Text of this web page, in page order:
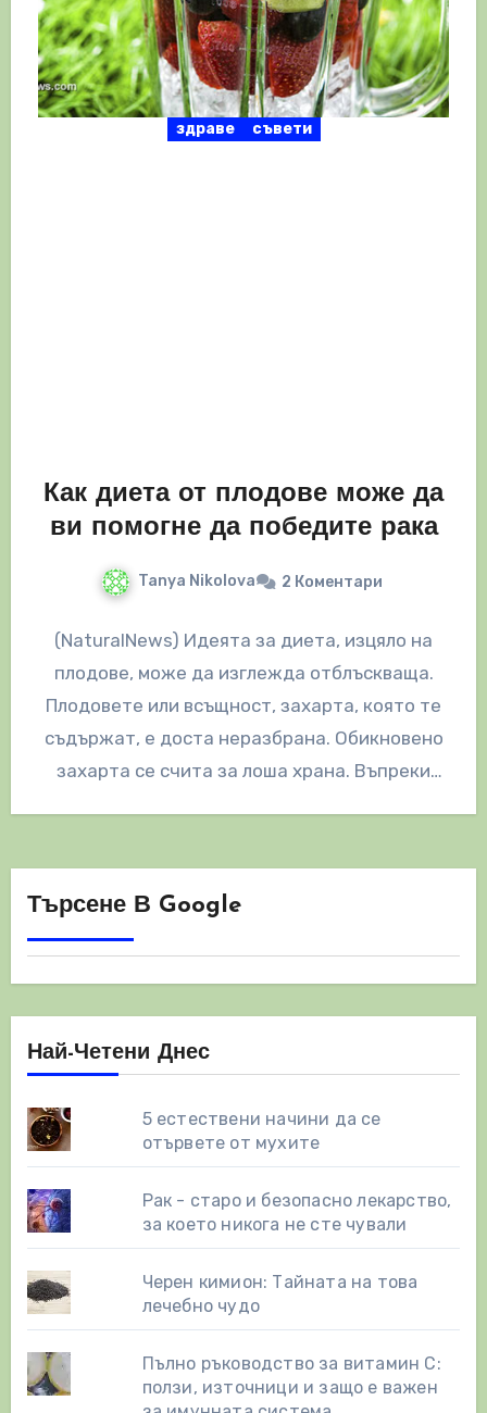
здраве съвети
Как диета от плодове може да
ви помогне да победите рака
Tanya Nikolova 2 Коментари
(NaturalNews) Идеята за диета, изцяло на
плодове, може да изглежда отблъскваща.
Плодовете или всъщност, захарта, която те
съдържат, е доста неразбрана. Обикновено
захарта се счита за лоша храна. Въпреки
Търсене В Google
Най-Четени Днес
5 естествени начини да се
отървете от мухите
Рак - старо и безопасно лекарство,
за което никога не сте чували
Черен кимион: Тайната на това
лечебно чудо
Пълно ръководство за витамин С:
ползи, източници и защо е важен